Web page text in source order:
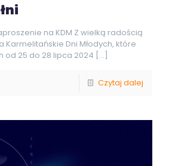
na KDM Z wielką radością
Karmelitańskie Dni Młodych, które
od 25 do 28 lipca 2024 […]
Czytaj dalej